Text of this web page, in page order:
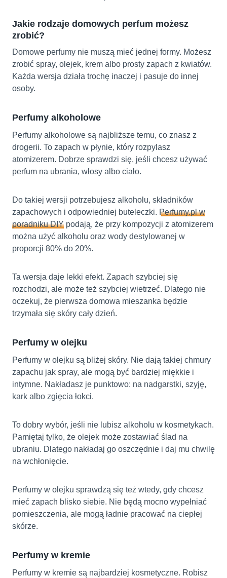
Jakie rodzaje domowych perfum możesz
zrobić?
Domowe perfumy nie muszą mieć jednej formy. Możesz
zrobić spray, olejek, krem albo prosty zapach z kwiatów.
Każda wersja działa trochę inaczej i pasuje do innej
osoby.
Perfumy alkoholowe
Perfumy alkoholowe są najbliższe temu, co znasz z
drogerii. To zapach w płynie, który rozpylasz
atomizerem. Dobrze sprawdzi się, jeśli chcesz używać
perfum na ubrania, włosy albo ciało.
Do takiej wersji potrzebujesz alkoholu, składników
zapachowych i odpowiedniej buteleczki. Perfumy.pl w
poradniku DIY podają, że przy kompozycji z atomizerem
można użyć alkoholu oraz wody destylowanej w
proporcji 80% do 20%.
Ta wersja daje lekki efekt. Zapach szybciej się
rozchodzi, ale może też szybciej wietrzeć. Dlatego nie
oczekuj, że pierwsza domowa mieszanka będzie
trzymała się skóry cały dzień.
Perfumy w olejku
Perfumy w olejku są bliżej skóry. Nie dają takiej chmury
zapachu jak spray, ale mogą być bardziej miękkie i
intymne. Nakładasz je punktowo: na nadgarstki, szyję,
kark albo zgięcia łokci.
To dobry wybór, jeśli nie lubisz alkoholu w kosmetykach.
Pamiętaj tylko, że olejek może zostawiać ślad na
ubraniu. Dlatego nakładaj go oszczędnie i daj mu chwilę
na wchłonięcie.
Perfumy w olejku sprawdzą się też wtedy, gdy chcesz
mieć zapach blisko siebie. Nie będą mocno wypełniać
pomieszczenia, ale mogą ładnie pracować na ciepłej
skórze.
Perfumy w kremie
Perfumy w kremie są najbardziej kosmetyczne. Robisz